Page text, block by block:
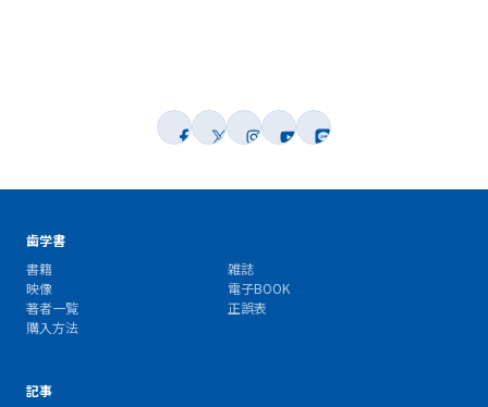
歯学書
書籍
雑誌
映像
電子BOOK
著者一覧
正誤表
購入方法
記事